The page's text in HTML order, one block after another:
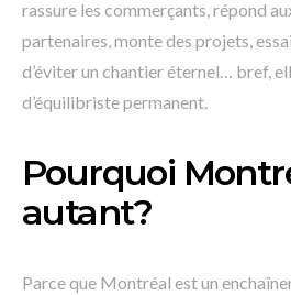
rassure les commerçants, répond
partenaires, monte des projets,
d’éviter un chantier éternel… bref,
d’équilibriste permanent.
Pourquoi
autant?
Parce que Montréal est un